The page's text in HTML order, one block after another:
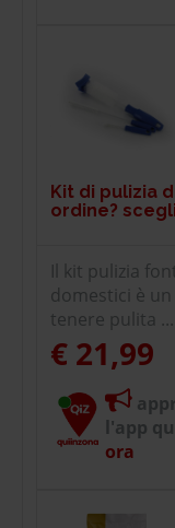
Kit di pulizia
ordine?
Il kit pulizia
domestici è
tenere pulita ...
€ 21,99
l'app
ora